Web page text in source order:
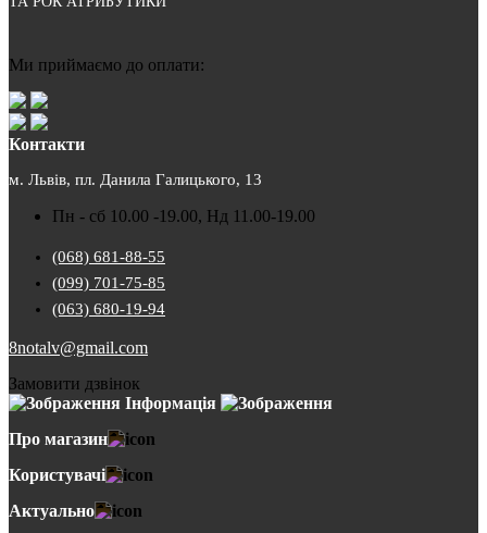
Ми приймаємо до оплати:
Контакти
м. Львів, пл. Данила Галицького, 13
Пн - сб 10.00 -19.00, Нд 11.00-19.00
(068) 681-88-55
(099) 701-75-85
(063) 680-19-94
8notalv@gmail.com
Замовити дзвінок
Інформація
Про магазин
Користувачі
Актуально